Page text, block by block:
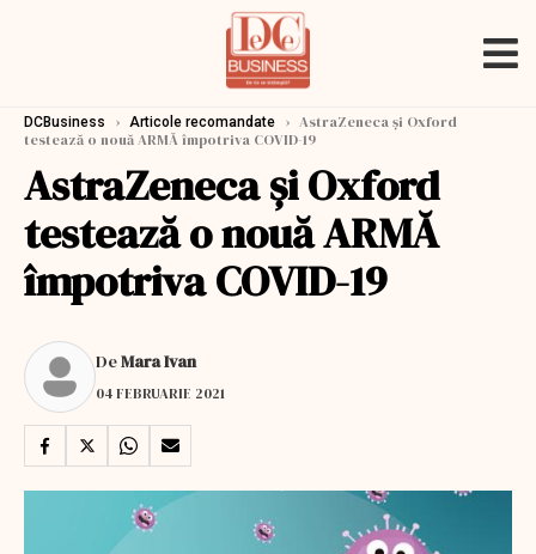
DCBusiness › Articole recomandate › AstraZeneca și Oxford
testează o nouă ARMĂ împotriva COVID-19
AstraZeneca și Oxford
testează o nouă ARMĂ
împotriva COVID-19
DeMara Ivan
04 FEBRUARIE 2021